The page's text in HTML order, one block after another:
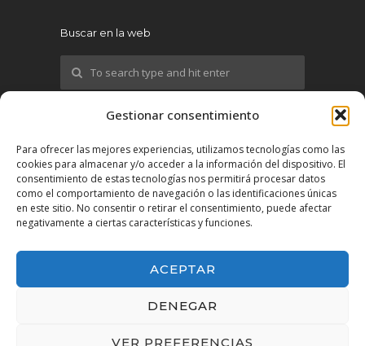
Gestionar consentimiento
Para ofrecer las mejores experiencias, utilizamos tecnologías como las
cookies para almacenar y/o acceder a la información del dispositivo. El
consentimiento de estas tecnologías nos permitirá procesar datos
como el comportamiento de navegación o las identificaciones únicas
en este sitio. No consentir o retirar el consentimiento, puede afectar
negativamente a ciertas características y funciones.
ACEPTAR
DENEGAR
VER PREFERENCIAS
Buscar en la web
X
YouTube
LinkedIn